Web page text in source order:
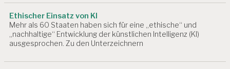
EI
T
S
B
Ethischer Einsatz von KI
Mehr als 60 Staaten haben sich für eine „ethische“ und
„nachhaltige“ Entwicklung der künstlichen Intelligenz (KI)
ausgesprochen. Zu den Unterzeichnern